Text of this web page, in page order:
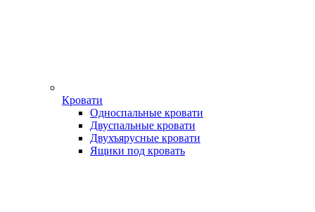
Кровати
Односпальные кровати
Двуспальные кровати
Двухъярусные кровати
Ящики под кровать